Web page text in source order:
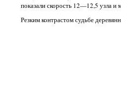
показали скорость 12—12,5 узла
Резким контрастом судьбе